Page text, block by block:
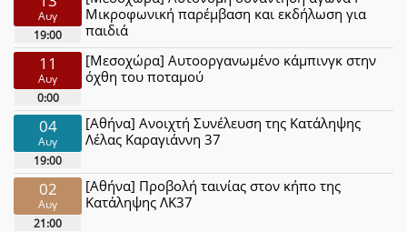
Αυγ
19:00
Μικροφωνική παρέμβαση και εκδήλωση για
παιδιά
11
Αυγ
0:00
[Μεσοχώρα] Αυτοοργανωμένο κάμπινγκ στην
όχθη του ποταμού
04
Αυγ
19:00
[Αθήνα] Ανοιχτή Συνέλευση της Κατάληψης
Λέλας Καραγιάννη 37
02
Αυγ
21:00
[Αθήνα] Προβολή ταινίας στον κήπο της
Κατάληψης ΛΚ37